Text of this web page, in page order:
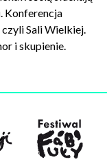
Konferencja
Sali Wielkiej.
i skupienie.